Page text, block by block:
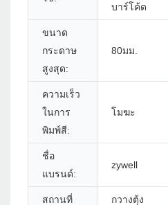
บาร์โค้ด
ขนาด
กระดาษ
สูงสุด:
80มม.
ความเร็ว
ในการ
พิมพ์สี:
โมฆะ
ชื่อ
แบรนด์:
zywell
สถานที่
กวางตุ้ง